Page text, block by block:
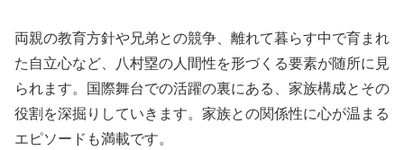
両親の教育方針や兄弟との競争、離れて暮らす中で育まれ
た自立心など、八村塁の人間性を形づくる要素が随所に見
られます。国際舞台での活躍の裏にある、家族構成とその
役割を深掘りしていきます。家族との関係性に心が温まる
エピソードも満載です。